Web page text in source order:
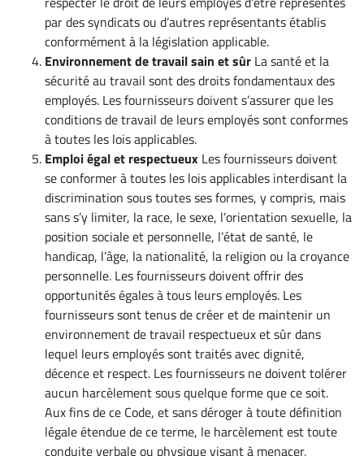
par des syndicats ou d’autres représentants établis
conformément à la législation applicable.
Environnement de travail sain et sûr La santé et la
sécurité au travail sont des droits fondamentaux des
employés. Les fournisseurs doivent s’assurer que les
conditions de travail de leurs employés sont conformes
à toutes les lois applicables.
Emploi égal et respectueux Les fournisseurs doivent
se conformer à toutes les lois applicables interdisant la
discrimination sous toutes ses formes, y compris, mais
sans s’y limiter, la race, le sexe, l’orientation sexuelle, la
position sociale et personnelle, l’état de santé, le
handicap, l’âge, la nationalité, la religion ou la croyance
personnelle. Les fournisseurs doivent offrir des
opportunités égales à tous leurs employés. Les
fournisseurs sont tenus de créer et de maintenir un
environnement de travail respectueux et sûr dans
lequel leurs employés sont traités avec dignité,
décence et respect. Les fournisseurs ne doivent tolérer
aucun harcèlement sous quelque forme que ce soit.
Aux fins de ce Code, et sans déroger à toute définition
légale étendue de ce terme, le harcèlement est toute
conduite verbale ou physique visant à menacer,